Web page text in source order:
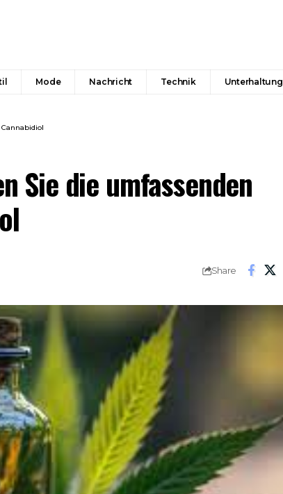
Mode Nachricht Technik Unterhaltung
Sie die umfassenden
Share